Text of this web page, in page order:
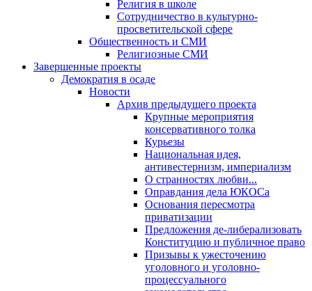
Религия в школе
Сотрудничество в культурно-
просветительской сфере
Общественность и СМИ
Религиозные СМИ
Завершенные проекты
Демократия в осаде
Новости
Архив предыдущего проекта
Крупные мероприятия
консервативного толка
Курьезы
Национальная идея,
антивестернизм, империализм
О странностях любви...
Оправдания дела ЮКОСа
Основания пересмотра
приватизации
Предложения де-либерализовать
Конституцию и публичное право
Призывы к ужесточению
уголовного и уголовно-
процессуального